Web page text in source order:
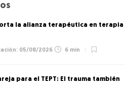
la alianza terapéutica en terapia
05/08/2026 6 min
para el TEPT: El trauma también